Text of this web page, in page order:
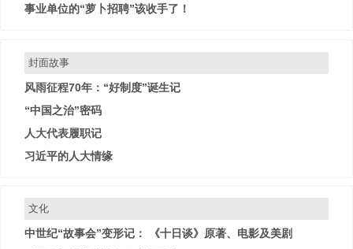
事业单位的“萝卜招聘”该收手了！
封面故事
风雨征程70年：“好制度”诞生记
“中国之治”密码
人大代表履职记
习近平的人大情缘
文化
中世纪“故事会”变形记： 《十日谈》原著、电影及美剧